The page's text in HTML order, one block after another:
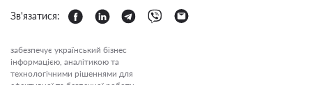
Зв'язатися:
забезпечує український бізнес
інформацією, аналітикою та
технологічними рішеннями для